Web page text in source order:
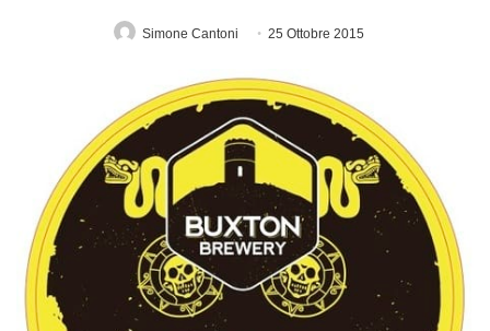
Simone Cantoni 25 Ottobre 2015